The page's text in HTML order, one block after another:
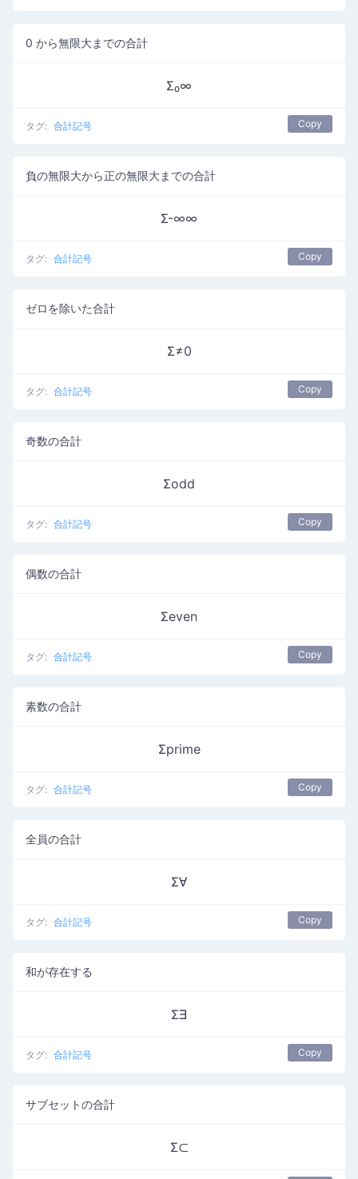
0 から無限大までの合計
Σ₀∞
タグ: 合計記号 Copy
負の無限大から正の無限大までの合計
Σ-∞∞
タグ: 合計記号 Copy
ゼロを除いた合計
Σ≠0
タグ: 合計記号 Copy
奇数の合計
Σodd
タグ: 合計記号 Copy
偶数の合計
Σeven
タグ: 合計記号 Copy
素数の合計
Σprime
タグ: 合計記号 Copy
全員の合計
Σ∀
タグ: 合計記号 Copy
和が存在する
Σ∃
タグ: 合計記号 Copy
サブセットの合計
Σ⊂